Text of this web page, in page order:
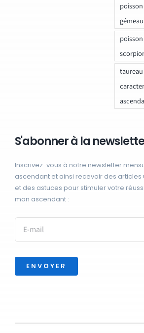
S'abonner à la
Inscrivez-vous à notre newsletter
ascendant et ainsi recevoir des articles
et des astuces pour stimuler votre
mon ascendant :
ENVOYER